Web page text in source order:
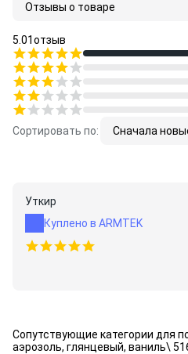
Отзывы о товаре
5.01отзыв
Сортировать по:
Сначала
Уткир
Куплено в ARMTEK
Сопутствующие категории для
аэрозоль, глянцевый, ваниль\